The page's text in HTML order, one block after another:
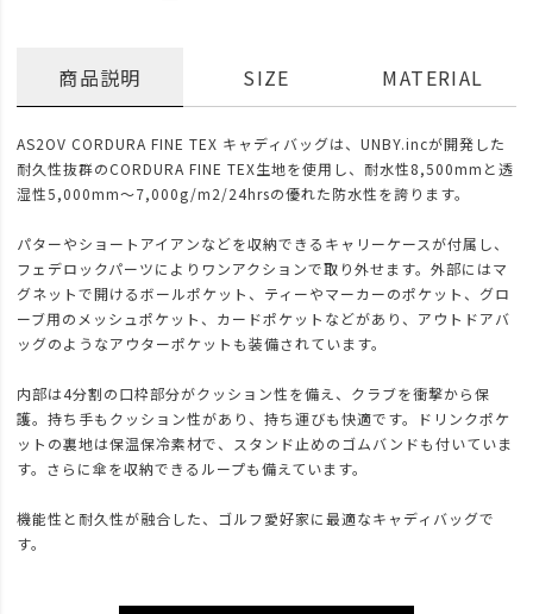
商品説明
AS2OV CORDURA FINE TEX キャディバッグは、UNBY.incが開発した
耐久性抜群のCORDURA FINE TEX生地を使用し、耐水性8,500mmと透
湿性5,000mm〜7,000g/m2/24hrsの優れた防水性を誇ります。
パターやショートアイアンなどを収納できるキャリーケースが付属し、
フェデロックパーツによりワンアクションで取り外せます。外部にはマ
グネットで開けるボールポケット、ティーやマーカーのポケット、グロ
ーブ用のメッシュポケット、カードポケットなどがあり、アウトドアバ
ッグのようなアウターポケットも装備されています。
内部は4分割の口枠部分がクッション性を備え、クラブを衝撃から保
護。持ち手もクッション性があり、持ち運びも快適です。ドリンクポケ
ットの裏地は保温保冷素材で、スタンド止めのゴムバンドも付いていま
す。さらに傘を収納できるループも備えています。
機能性と耐久性が融合した、ゴルフ愛好家に最適なキャディバッグで
す。
SIZE MATERIAL